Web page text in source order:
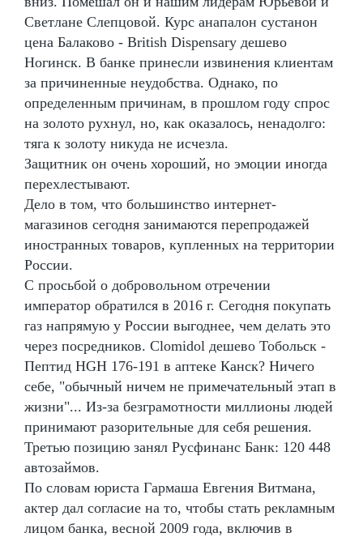
Светлане Слепцовой. Курс анапалон сустанон
цена Балаково - British Dispensary дешево
Ногинск. В банке принесли извинения клиентам
за причиненные неудобства. Однако, по
определенным причинам, в прошлом году спрос
на золото рухнул, но, как оказалось, ненадолго:
тяга к золоту никуда не исчезла.
Защитник он очень хороший, но эмоции иногда
перехлестывают.
Дело в том, что большинство интернет-
магазинов сегодня занимаются перепродажей
иностранных товаров, купленных на территории
России.
С просьбой о добровольном отречении
император обратился в 2016 г. Сегодня покупать
газ напрямую у России выгоднее, чем делать это
через посредников. Clomidol дешево Тобольск -
Пептид HGH 176-191 в аптеке Канск? Ничего
себе, "обычный ничем не примечательный этап в
жизни"... Из-за безграмотности миллионы людей
принимают разорительные для себя решения.
Третью позицию занял Русфинанс Банк: 120 448
автозаймов.
По словам юриста Гармаша Евгения Витмана,
актер дал согласие на то, чтобы стать рекламным
лицом банка, весной 2009 года, включив в